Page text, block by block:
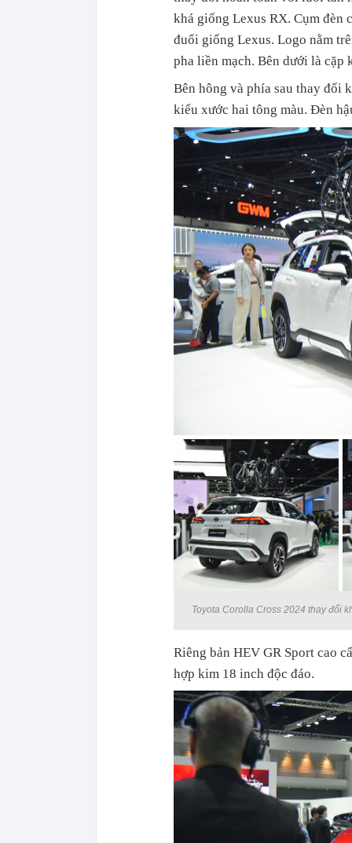
khá giống Lexus RX. Cụm đèn
đuổi giống Lexus. Logo nằm
pha liền mạch. Bên dưới là cặp
Bên hông và phía sau thay đổi
kiểu xước hai tông màu. Đèn
Toyota Corolla Cross 2024 thay đổi
Riêng bản HEV GR Sport cao
hợp kim 18 inch độc đáo.